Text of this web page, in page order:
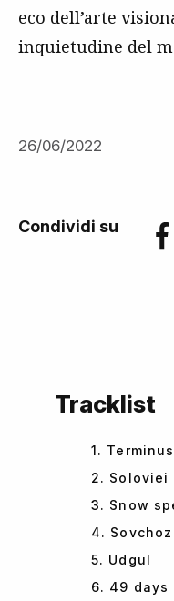
eco dell’arte
inquietudine del
26/06/2022
Condividi su
Tracklist
1.
2. Soloviei
3. Snow
4.
5. Udgul
6. 49 days